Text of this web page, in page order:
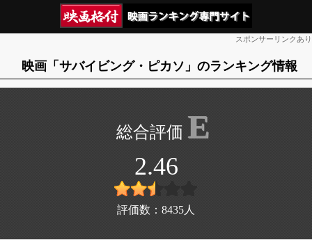
スポンサーリンクあり
映画「サバイビング・ピカソ」のランキング情報
E
2.46
評価数： 8435 人